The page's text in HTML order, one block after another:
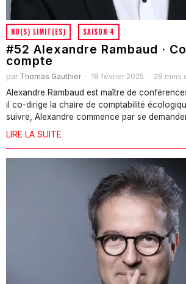
NO(S) LIMIT(ES) · SAISON 4
#52 Alexandre Rambaud ·
compte
par Thomas Gauthier 18 février 2025 28 mins
Alexandre Rambaud est maître de
il co-dirige la chaire de comptabilité
suivre, Alexandre commence par se
LIRE LA SUITE